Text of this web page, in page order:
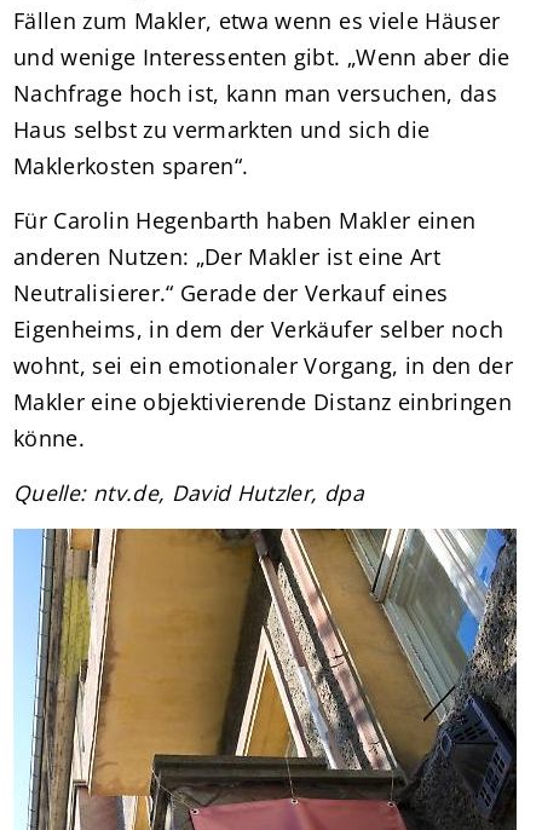
Fällen zum Makler, etwa wenn es viele Häuser
und wenige Interessenten gibt. „Wenn aber die
Nachfrage hoch ist, kann man versuchen, das
Haus selbst zu vermarkten und sich die
Maklerkosten sparen“.
Für Carolin Hegenbarth haben Makler einen
anderen Nutzen: „Der Makler ist eine Art
Neutralisierer.“ Gerade der Verkauf eines
Eigenheims, in dem der Verkäufer selber noch
wohnt, sei ein emotionaler Vorgang, in den der
Makler eine objektivierende Distanz einbringen
könne.
Quelle: ntv.de, David Hutzler, dpa